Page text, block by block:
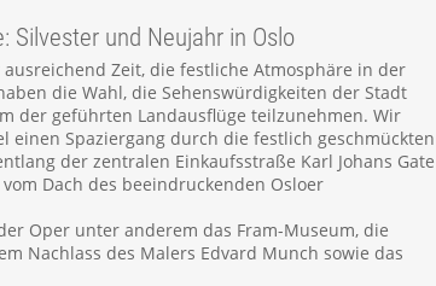
Silvester und Neujahr in Oslo
Zeit, die festliche Atmosphäre in der
die Wahl, die Sehenswürdigkeiten der Stadt
der geführten Landausflüge teilzunehmen. Wir
einen Spaziergang durch die festlich geschmückten
der zentralen Einkaufsstraße Karl Johans Gate
Dach des beeindruckenden Osloer
Oper unter anderem das Fram-Museum, die
Nachlass des Malers Edvard Munch sowie das